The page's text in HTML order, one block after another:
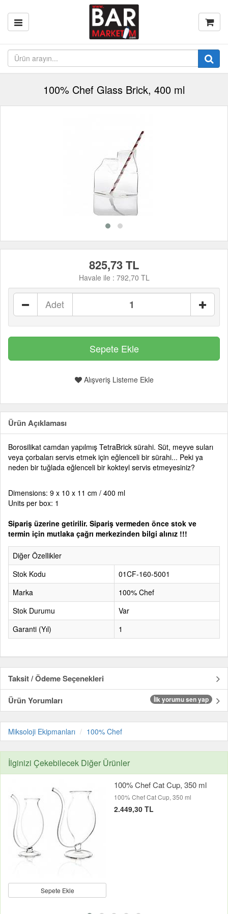
100% Chef Glass Brick, 400 ml
825,73 TL
Havale ile : 792,70 TL
Adet
Alışveriş Listeme Ekle
Ürün Açıklaması
Borosilikat camdan yapılmış TetraBrick sürahi. Süt, meyve suları
veya çorbaları servis etmek için eğlenceli bir sürahi... Peki ya
neden bir tuğlada eğlenceli bir kokteyl servis etmeyesiniz?
Dimensions: 9 x 10 x 11 cm / 400 ml
Units per box: 1
Sipariş üzerine getirilir. Sipariş vermeden önce stok ve
termin için mutlaka çağrı merkezinden bilgi alınız !!!
Diğer Özellikler
Stok Kodu
01CF-160-5001
Marka
100% Chef
Stok Durumu
Var
Garanti (Yıl)
1
Taksit / Ödeme Seçenekleri
Ürün Yorumları
İlk yorumu sen yap
Miksoloji Ekipmanları 100% Chef
İlginizi Çekebilecek Diğer Ürünler
Sepete Ekle
100% Chef Cat Cup, 350 ml
100% Chef Cat Cup, 350 ml
2.449,30 TL